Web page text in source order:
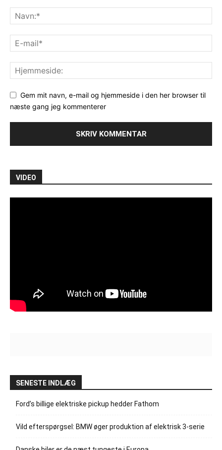
Gem mit navn, e-mail og hjemmeside i den her browser til
næste gang jeg kommenterer
VIDEO
SENESTE INDLÆG
Ford’s billige elektriske pickup hedder Fathom
Vild efterspørgsel: BMW øger produktion af elektrisk 3-serie